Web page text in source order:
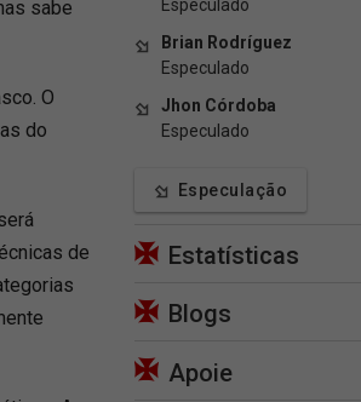
sabe
O
do
de
Especulado
Brian Rodríguez
Especulado
Jhon Córdoba
Especulado
Especulação
Estatísticas
Blogs
Apoie